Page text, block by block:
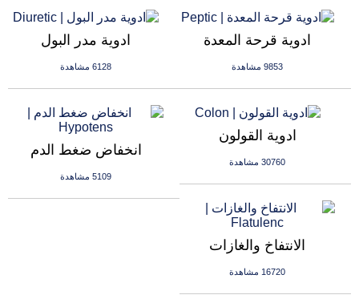
ادوية مدر البول
6128 مشاهدة
ادوية قرحة المعدة
9853 مشاهدة
انخفاض ضغط الدم
5109 مشاهدة
ادوية القولون
30760 مشاهدة
الانتفاخ والغازات
16720 مشاهدة